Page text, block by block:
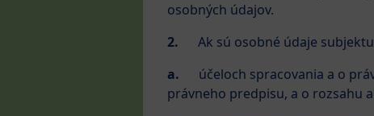
osobných údajov.
2. Ak sú osobné údaje
a. účeloch spracovania a o
právneho predpisu, a o rozsahu